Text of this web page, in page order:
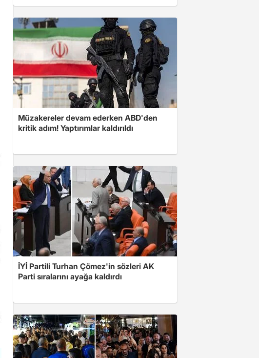
Müzakereler devam ederken ABD'den
kritik adım! Yaptırımlar kaldırıldı
İYİ Partili Turhan Çömez'in sözleri AK
Parti sıralarını ayağa kaldırdı